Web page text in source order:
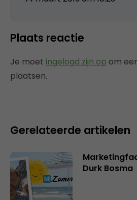
Plaats reactie
Je moet ingelogd zijn op om
plaatsen.
Gerelateerde artikelen
Durk Bosma